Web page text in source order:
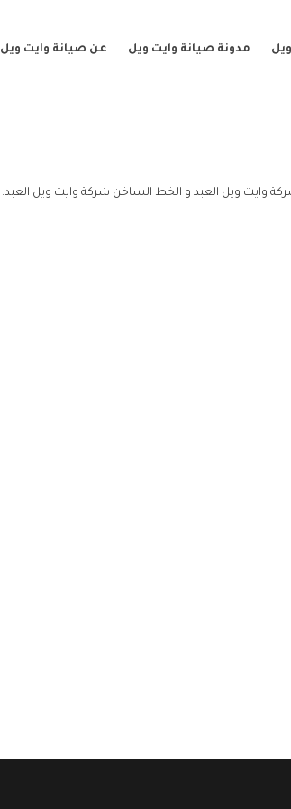
مدونة صيانة وايت ويل عن صيانة وايت ويل
وايت ويل العبد و الخط الساخن شركة وايت ويل العبد.